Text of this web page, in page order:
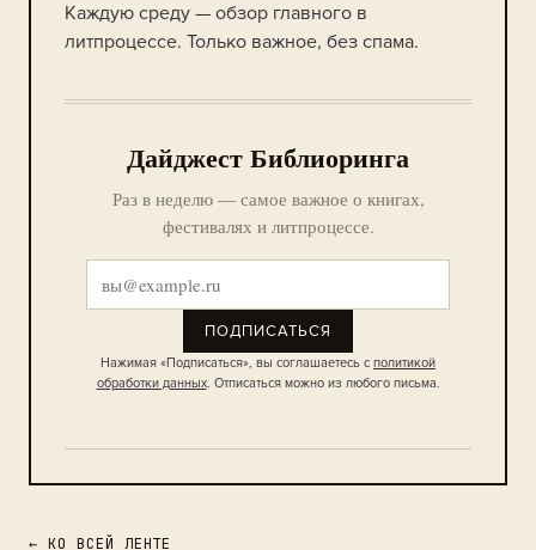
Каждую среду — обзор главного в
литпроцессе. Только важное, без спама.
Дайджест Библиоринга
Раз в неделю — самое важное о книгах,
фестивалях и литпроцессе.
ПОДПИСАТЬСЯ
Нажимая «Подписаться», вы соглашаетесь с политикой
обработки данных. Отписаться можно из любого письма.
← КО ВСЕЙ ЛЕНТЕ